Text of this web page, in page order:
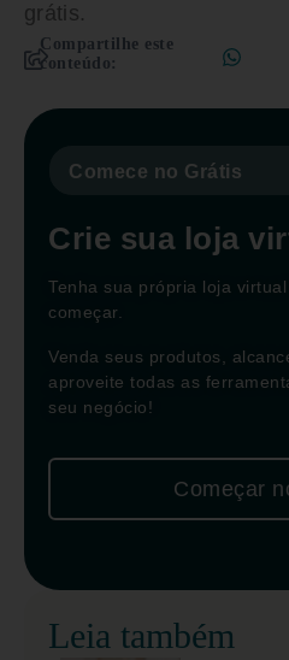
grátis.
Compartilhe este
conteúdo:
Comece no Grátis
Crie sua loja
Tenha sua própria loja
começar.
Venda seus produtos,
aproveite todas as
seu negócio!
Começar
Leia também